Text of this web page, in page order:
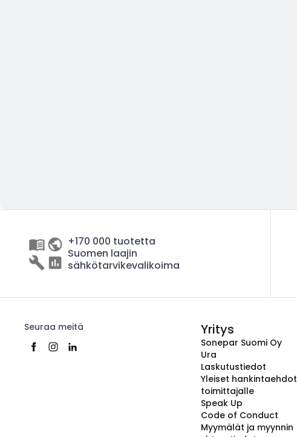
+170 000 tuotetta
Suomen laajin
sähkötarvikevalikoima
Seuraa meitä Yritys
Sonepar Suomi Oy
Ura
Laskutustiedot
Yleiset hankintaehdot
toimittajalle
Speak Up
Code of Conduct
Myymälät ja myynnin